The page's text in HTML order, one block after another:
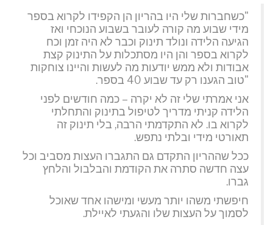
"כשחברות שלי היו בהריון הן הקפידו לקרוא בספר
מידי שבוע מה קורה לעובר בשבוע הנוכחי ואז
הגיעה הלידה ונולד תינוק וכבר לא היה זמן וכח
לקרוא בספר והן היו מסתכלות על התינוק קצת
אבודות ולא ממש יודעות מה לעשות והיינו צוחקות
"טוב הגענו רק עד שבוע 40 בספר.
אני אמרתי שלי זה לא יקרה – כמה חודשים לפני
הלידה קניתי מדריך לטיפול בתינוק והתחלתי
לקרוא בו. לא התקדמתי הרבה, בלי תינוק זה
תאורטי מידי ובלתי נתפש.
ככל שההריון התקדם גם התגברו העצות מסביב וכל
עצה חדשה סתרה את הקודמת והבלבול והלחץ
גברו.
חיפשתי משהו יותר מעשי ומישהו אחד שאוכל
לסמוך על העצות שלו והגעתי לאיילת.